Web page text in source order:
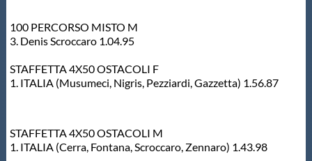
Intranet
100 PERCORSO MISTO M
3. Denis Scroccaro 1.04.95
STAFFETTA 4X50 OSTACOLI F
1. ITALIA (Musumeci, Nigris, Pezziardi, Gazzetta) 1.56.87
STAFFETTA 4X50 OSTACOLI M
1. ITALIA (Cerra, Fontana, Scroccaro, Zennaro) 1.43.98